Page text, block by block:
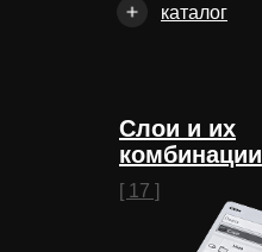
[ 17 ]
Слои и их
комбинации
каталог